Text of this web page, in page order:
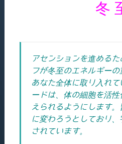
冬
アセンションを進める
フが冬至のエネルギー
あなた全体に取り入れ
ードは、体の細胞を活
えられるようにします
に変わろうとしており
されています。